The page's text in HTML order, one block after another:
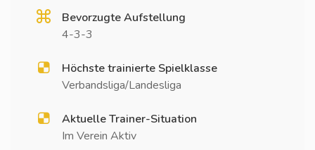
Bevorzugte Aufstellung
4-3-3
Höchste trainierte Spielklasse
Verbandsliga/Landesliga
Aktuelle Trainer-Situation
Im Verein Aktiv